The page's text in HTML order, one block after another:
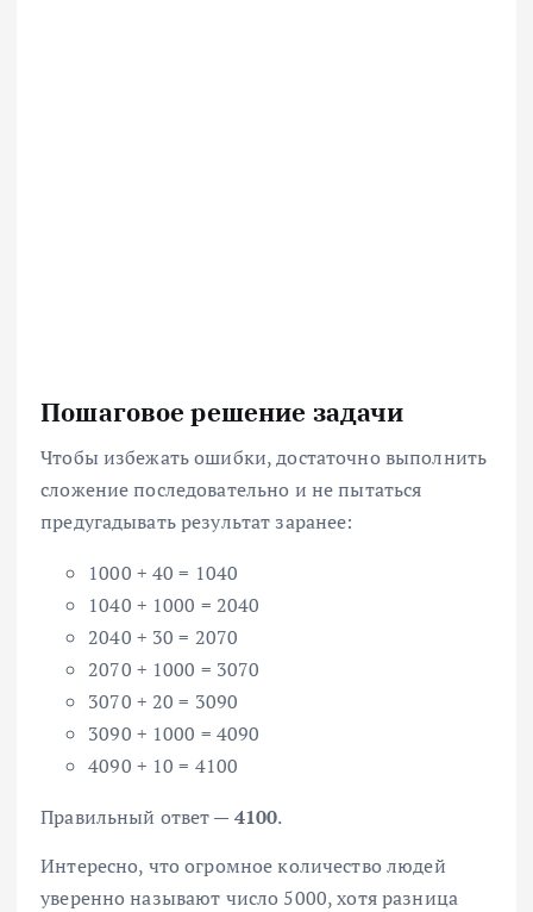
Пошаговое решение задачи
Чтобы избежать ошибки, достаточно выполнить
сложение последовательно и не пытаться
предугадывать результат заранее:
1000 + 40 = 1040
1040 + 1000 = 2040
2040 + 30 = 2070
2070 + 1000 = 3070
3070 + 20 = 3090
3090 + 1000 = 4090
4090 + 10 = 4100
Правильный ответ — 4100.
Интересно, что огромное количество людей
уверенно называют число 5000, хотя разница